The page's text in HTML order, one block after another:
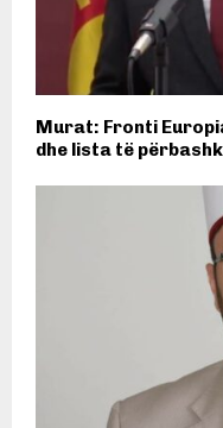
Murat: Fronti
dhe lista të